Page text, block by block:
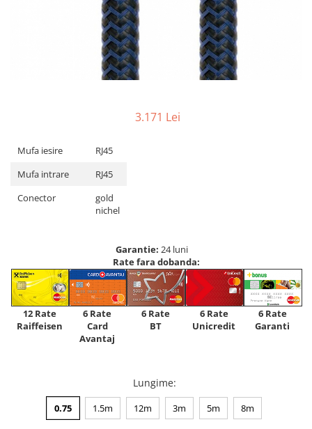
3.171 Lei
Mufa iesire
RJ45
Mufa intrare
RJ45
Conector
gold
nichel
Garantie: 24 luni
Rate fara dobanda:
12 Rate
Raiffeisen
6 Rate
Card
Avantaj
6 Rate
BT
6 Rate
Unicredit
6 Rate
Garanti
Lungime:
0.75 1.5m 12m 3m 5m 8m